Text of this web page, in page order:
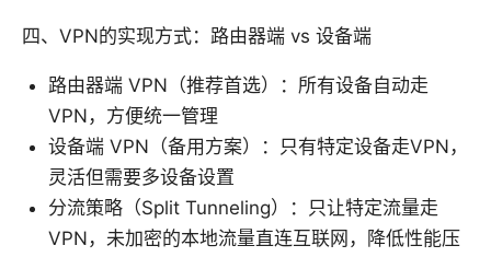
四、VPN的实现方式：路由器端 vs 设备端
路由器端 VPN（推荐首选）：所有设备自动走
VPN，方便统一管理
设备端 VPN（备用方案）：只有特定设备走VPN，
灵活但需要多设备设置
分流策略（Split Tunneling）：只让特定流量走
VPN，未加密的本地流量直连互联网，降低性能压